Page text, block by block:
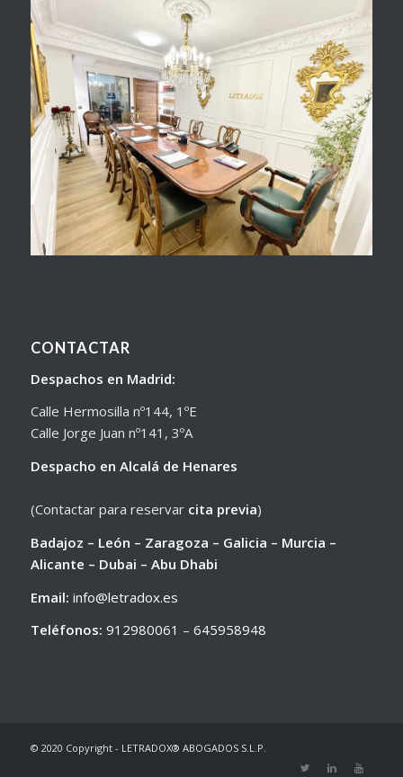
CONTACTAR
Despachos en Madrid:
Calle Hermosilla nº144, 1ºE
Calle Jorge Juan nº141, 3ºA
Despacho en Alcalá de Henares
(Contactar para reservar cita previa)
Badajoz – León – Zaragoza – Galicia – Murcia –
Alicante – Dubai – Abu Dhabi
Email: info@letradox.es
Teléfonos: 912980061 – 645958948
© 2020 Copyright - LETRADOX® ABOGADOS S.L.P.